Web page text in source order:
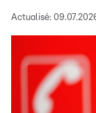
Actualisé: